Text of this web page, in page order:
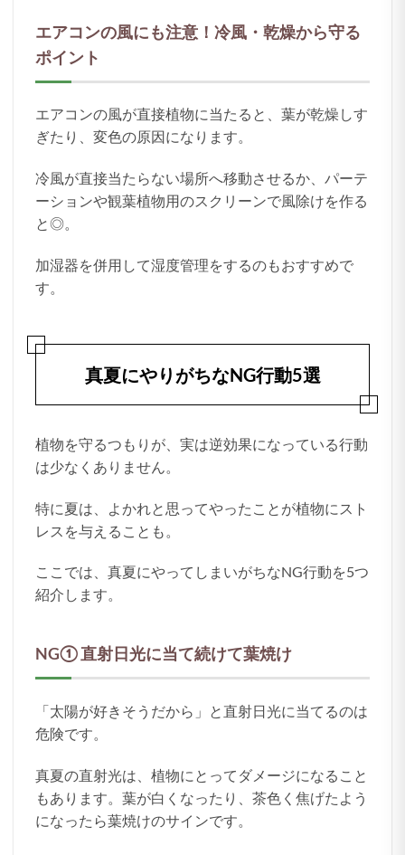
エアコンの風にも注意！冷風・乾燥から守る
ポイント
エアコンの風が直接植物に当たると、葉が乾燥しす
ぎたり、変色の原因になります。
冷風が直接当たらない場所へ移動させるか、パーテ
ーションや観葉植物用のスクリーンで風除けを作る
と◎。
加湿器を併用して湿度管理をするのもおすすめで
す。
真夏にやりがちなNG行動5選
植物を守るつもりが、実は逆効果になっている行動
は少なくありません。
特に夏は、よかれと思ってやったことが植物にスト
レスを与えることも。
ここでは、真夏にやってしまいがちなNG行動を5つ
紹介します。
NG① 直射日光に当て続けて葉焼け
「太陽が好きそうだから」と直射日光に当てるのは
危険です。
真夏の直射光は、植物にとってダメージになること
もあります。葉が白くなったり、茶色く焦げたよう
になったら葉焼けのサインです。